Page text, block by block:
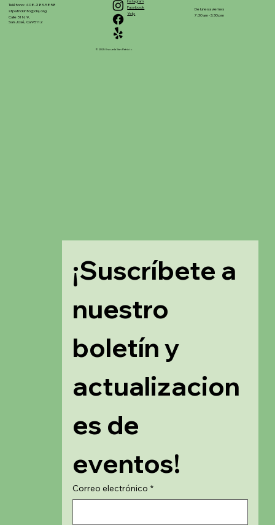
Teléfono: 408-283-5858
stpatrickinfo@dsj.org
Calle 51 N. 9,
San José, Ca 95112
¡Suscríbete a
nuestro
boletín y
actualizacion
es de
eventos!
Correo electrónico *
Instagram
Facebook
Yelp
© 2025 Escuela San Patricio
De lunes a viernes
7:30 am - 3:30 pm